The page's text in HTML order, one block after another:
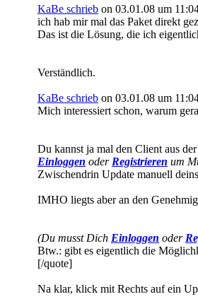
KaBe schrieb on 03.01.08 um
ich hab mir mal das Paket direkt
Das ist die Lösung, die ich
Verständlich.
KaBe schrieb on 03.01.08 um
Mich interessiert schon, warum
Du kannst ja mal den Client aus
Einloggen oder Registrieren um
Zwischendrin Update manuell
IMHO liegts aber an den
(Du musst Dich Einloggen oder
Btw.: gibt es eigentlich die
[/quote]
Na klar, klick mit Rechts auf ein